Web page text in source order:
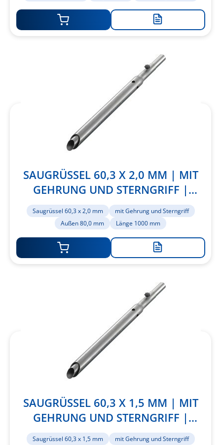
Zur
hinzufügen
SAUGRÜSSEL 60,3 X 2,0 MM | MIT
GEHRUNG UND STERNGRIFF |
AUSSEN 80,0 MM | LÄNGE 1000 MM
Saugrüssel 60,3 x 2,0 mm
mit Gehrung und Sterngriff
Außen 80,0 mm
Länge 1000 mm
Zur
hinzufügen
SAUGRÜSSEL 60,3 X 1,5 MM | MIT
GEHRUNG UND STERNGRIFF |
AUSSEN 80,0 MM | LÄNGE 1000MM
Saugrüssel 60,3 x 1,5 mm
mit Gehrung und Sterngriff